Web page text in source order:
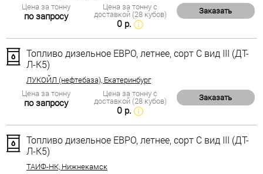
Цена за тонну
по запросу
Цена за тонну с
доставкой (28 кубов)
0 р.
Заказать
Топливо дизельное ЕВРО, летнее, сорт С вид III (ДТ-
Л-К5)
ЛУКОЙЛ (нефтебаза), Екатеринбург
Цена за тонну
по запросу
Цена за тонну с
доставкой (28 кубов)
0 р.
Заказать
Топливо дизельное ЕВРО, летнее, сорт С вид III (ДТ-
Л-К5)
ТАИФ-НК, Нижнекамск